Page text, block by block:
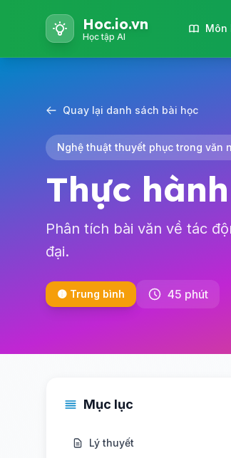
Hoc.io.vn
Học tập AI
Môn
Quay lại danh sách bài học
Nghệ thuật thuyết phục trong văn
Thực
Phân tích bài văn về tác
đại.
🟡 Trung bình 45 phút
Mục lục
Lý thuyết